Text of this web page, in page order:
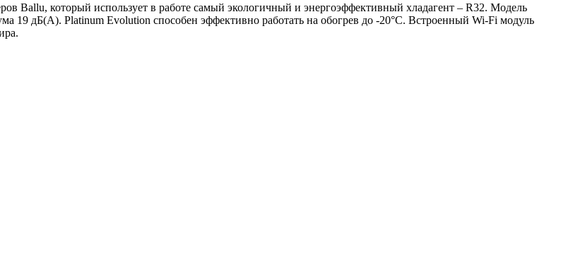
Ballu, который использует в работе самый экологичный и энергоэффективный хладагент – R32. Модель
19 дБ(А). Platinum Evolution способен эффективно работать на обогрев до -20°С. Встроенный Wi-Fi модуль